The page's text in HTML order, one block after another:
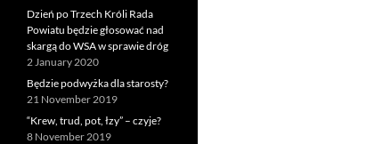
Dzień po Trzech Króli Rada
Powiatu będzie głosować nad
skargą do WSA w sprawie dróg
2 January 2020
Będzie podwyżka dla starosty?
21 November 2019
“Krew, trud, pot, łzy” – czyje?
8 November 2019